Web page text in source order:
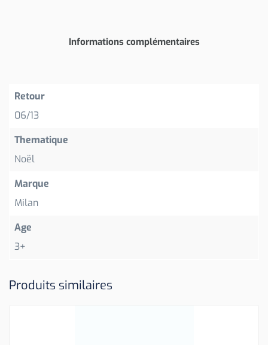
Informations complémentaires
Retour
06/13
Thematique
Noël
Marque
Milan
Age
3+
Produits similaires